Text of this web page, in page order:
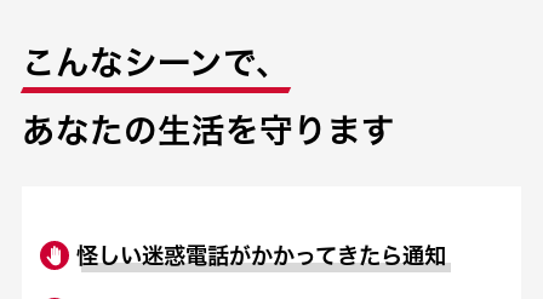
こんなシーンで、
あなたの生活を守ります
怪しい迷惑電話がかかってきたら通知